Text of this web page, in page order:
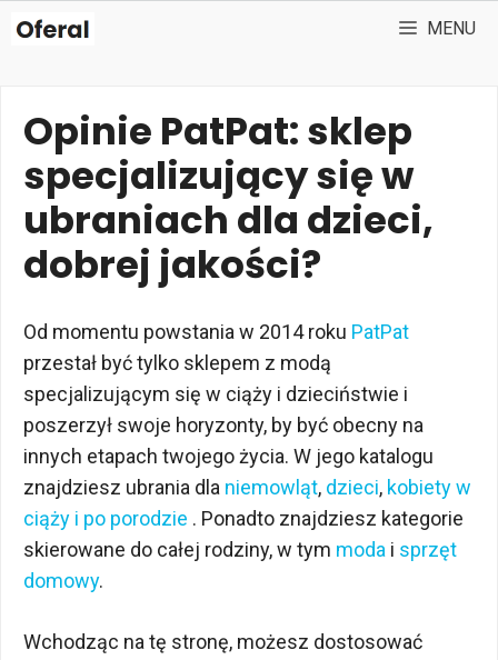
Przejdź
do
MENU
Opinie PatPat: sklep
specjalizujący się w
ubraniach dla dzieci,
dobrej jakości?
Od momentu powstania w 2014 roku PatPat
przestał być tylko sklepem z modą
specjalizującym się w ciąży i dzieciństwie i
poszerzył swoje horyzonty, by być obecny na
innych etapach twojego życia. W jego katalogu
znajdziesz ubrania dla niemowląt, dzieci, kobiety w
ciąży i po porodzie . Ponadto znajdziesz kategorie
skierowane do całej rodziny, w tym moda i sprzęt
domowy.
Wchodząc na tę stronę, możesz dostosować